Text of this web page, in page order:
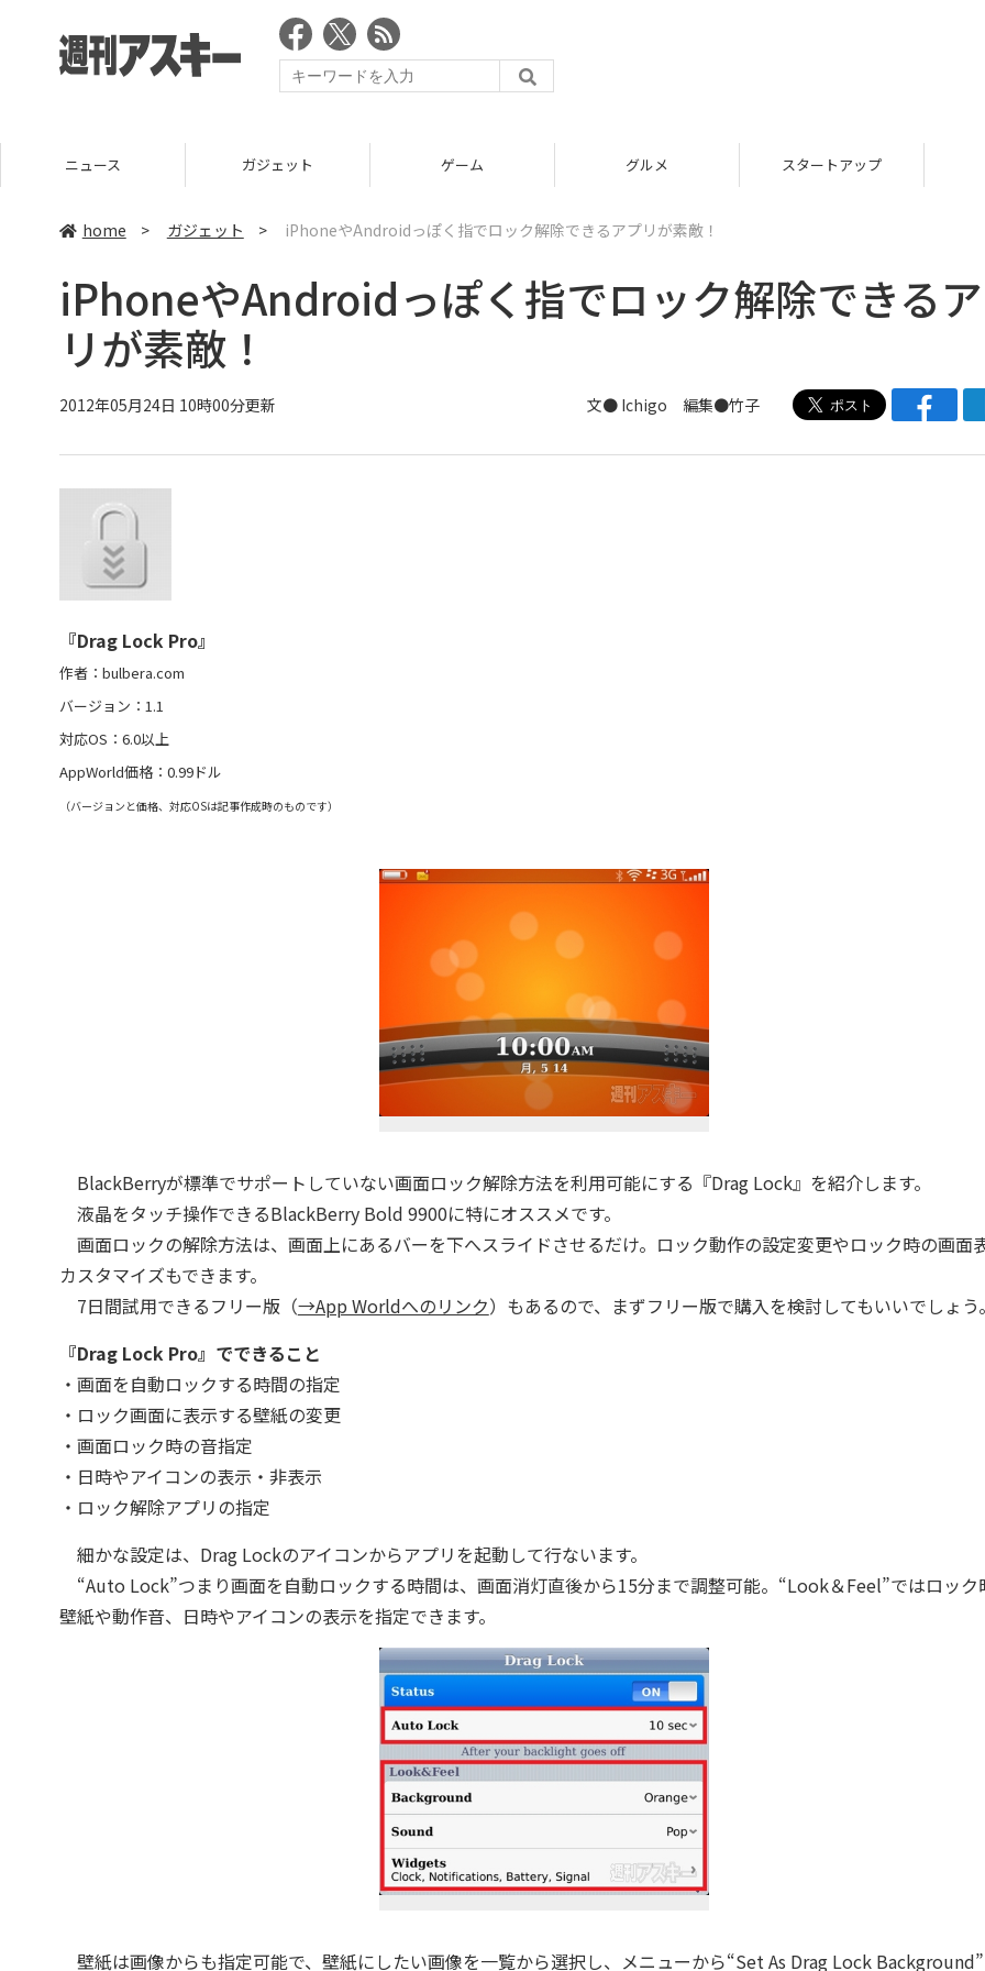
ニュース ガジェット ゲーム グルメ スタートアップ
home > ガジェット > iPhoneやAndroidっぽく指でロック解除できるアプリが素敵！
iPhoneやAndroidっぽく指でロック解除できる
リが素敵！
2012年05月24日 10時00分更新 文● Ichigo 編集●竹子
『Drag Lock Pro』
作者：bulbera.com
バージョン：1.1
対応OS：6.0以上
AppWorld価格：0.99ドル
（バージョンと価格、対応OSは記事作成時のものです）
BlackBerryが標準でサポートしていない画面ロック解除方法を利用可能にする『Drag Lock』を紹介します。
液晶をタッチ操作できるBlackBerry Bold 9900に特にオススメです。
画面ロックの解除方法は、画面上にあるバーを下へスライドさせるだけ。ロック動作の設定変更やロック時の画面
カスタマイズもできます。
7日間試用できるフリー版（→App Worldへのリンク）もあるので、まずフリー版で購入を検討してもいいでしょう。
『Drag Lock Pro』でできること
・画面を自動ロックする時間の指定
・ロック画面に表示する壁紙の変更
・画面ロック時の音指定
・日時やアイコンの表示・非表示
・ロック解除アプリの指定
細かな設定は、Drag Lockのアイコンからアプリを起動して行ないます。
“Auto Lock”つまり画面を自動ロックする時間は、画面消灯直後から15分まで調整可能。“Look＆Feel”ではロック
壁紙や動作音、日時やアイコンの表示を指定できます。
壁紙は画像からも指定可能で、壁紙にしたい画像を一覧から選択し、メニューから“Set As Drag Lock